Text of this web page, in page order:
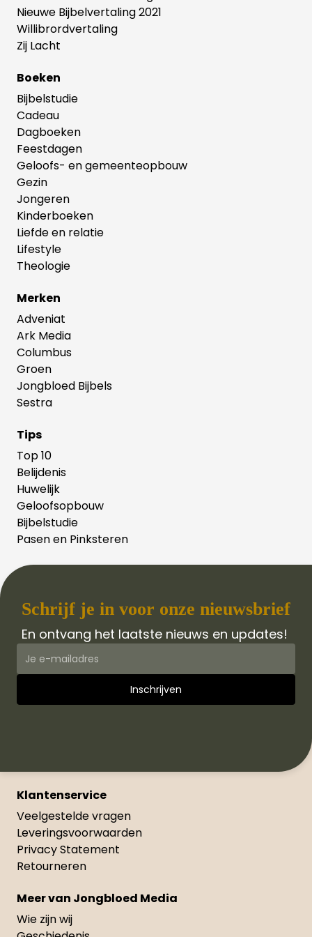
Nieuwe Bijbelvertaling 2021
Willibrordvertaling
Zij Lacht
Boeken
Bijbelstudie
Cadeau
Dagboeken
Feestdagen
Geloofs- en gemeenteopbouw
Gezin
Jongeren
Kinderboeken
Liefde en relatie
Lifestyle
Theologie
Merken
Adveniat
Ark Media
Columbus
Groen
Jongbloed Bijbels
Sestra
Tips
Top 10
Belijdenis
Huwelijk
Geloofsopbouw
Bijbelstudie
Pasen en Pinksteren
Schrijf je in voor onze nieuwsbrief
En ontvang het laatste nieuws en updates!
Klantenservice
Veelgestelde vragen
Leveringsvoorwaarden
Privacy Statement
Retourneren
Meer van Jongbloed Media
Wie zijn wij